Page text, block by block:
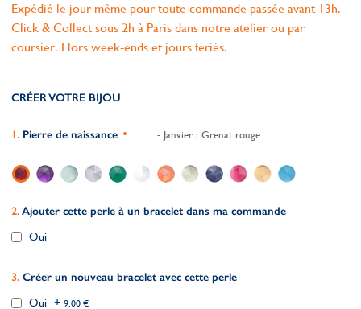
Expédié le jour même pour toute commande passée avant 13h.
Click & Collect sous 2h à Paris dans notre atelier ou par
coursier. Hors week-ends et jours fériés.
CRÉER VOTRE BIJOU
Pierre de naissance - Janvier : Grenat rouge
Ajouter cette perle à un bracelet dans ma commande
Oui
Créer un nouveau bracelet avec cette perle
Oui + 9,00 €